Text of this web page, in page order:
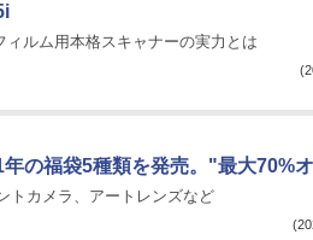
ィルム用本格スキャナーの実力とは
年の福袋5種類を発売。"最大70%
トカメラ、アートレンズなど